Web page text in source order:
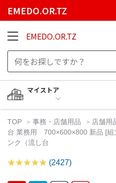
EMEDO.OR.TZ
EMEDO.OR.TZ
マイストア
TOP 事務・店舗用品 店舗用
台 業務用 700×600×800 新品 [組
ンク（流し台
(2427)